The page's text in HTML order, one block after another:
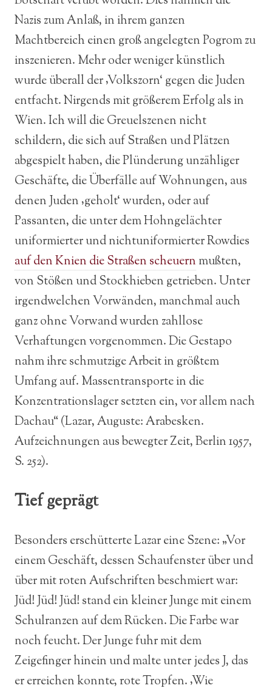
Nazis zum Anlaß, in ihrem ganzen
Machtbereich einen groß angelegten Pogrom zu
inszenieren. Mehr oder weniger künstlich
wurde überall der ‚Volkszorn‘ gegen die Juden
entfacht. Nirgends mit größerem Erfolg als in
Wien. Ich will die Greuelszenen nicht
schildern, die sich auf Straßen und Plätzen
abgespielt haben, die Plünderung unzähliger
Geschäfte, die Überfälle auf Wohnungen, aus
denen Juden ‚geholt‘ wurden, oder auf
Passanten, die unter dem Hohngelächter
uniformierter und nichtuniformierter Rowdies
auf den Knien die Straßen scheuern mußten,
von Stößen und Stockhieben getrieben. Unter
irgendwelchen Vorwänden, manchmal auch
ganz ohne Vorwand wurden zahllose
Verhaftungen vorgenommen. Die Gestapo
nahm ihre schmutzige Arbeit in größtem
Umfang auf. Massentransporte in die
Konzentrationslager setzten ein, vor allem nach
Dachau“ (Lazar, Auguste: Arabesken.
Aufzeichnungen aus bewegter Zeit, Berlin 1957,
S. 252).
Tief geprägt
Besonders erschütterte Lazar eine Szene: „Vor
einem Geschäft, dessen Schaufenster über und
über mit roten Aufschriften beschmiert war:
Jüd! Jüd! Jüd! stand ein kleiner Junge mit einem
Schulranzen auf dem Rücken. Die Farbe war
noch feucht. Der Junge fuhr mit dem
Zeigefinger hinein und malte unter jedes J, das
er erreichen konnte, rote Tropfen. ‚Wie